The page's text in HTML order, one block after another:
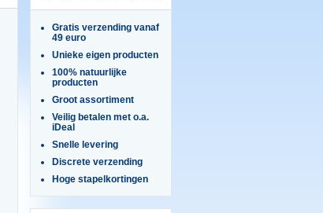
Gratis verzending vanaf
49 euro
Unieke eigen producten
100% natuurlijke
producten
Groot assortiment
Veilig betalen met o.a.
iDeal
Snelle levering
Discrete verzending
Hoge stapelkortingen